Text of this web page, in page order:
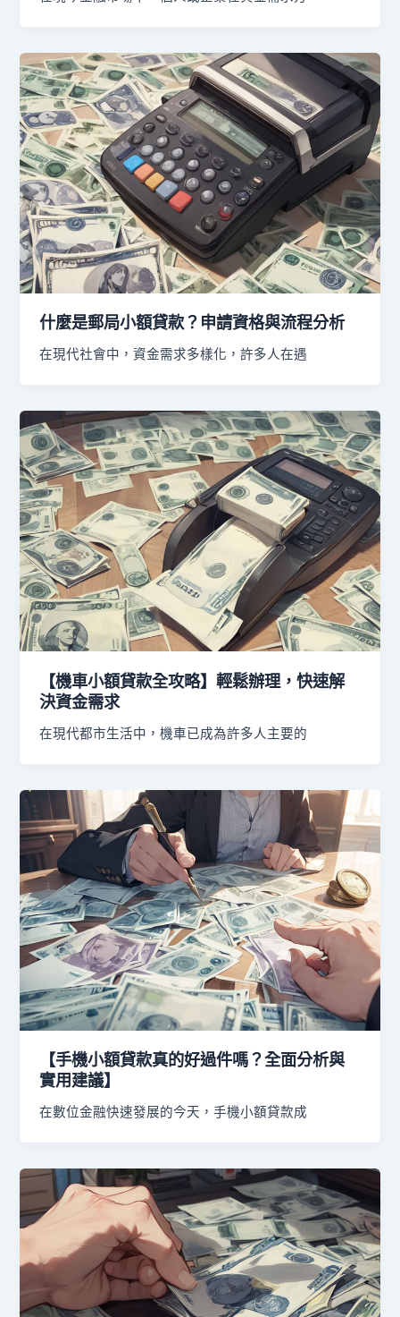
什麼是郵局小額貸款？申請資格與流程分析
在現代社會中，資金需求多樣化，許多人在遇
【機車小額貸款全攻略】輕鬆辦理，快速解
決資金需求
在現代都市生活中，機車已成為許多人主要的
【手機小額貸款真的好過件嗎？全面分析與
實用建議】
在數位金融快速發展的今天，手機小額貸款成